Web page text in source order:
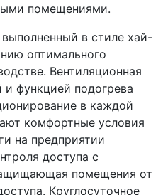
помещениями.
в стиле хай-
оптимального
Вентиляционная
функцией подогрева
в каждой
комфортные условия
на предприятии
доступа с
помещения от
Круглосуточное